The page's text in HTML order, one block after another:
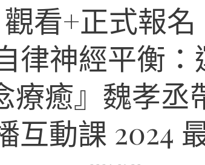
看+正式報
律神經平衡：
療癒』魏孝丞
互動課 2024